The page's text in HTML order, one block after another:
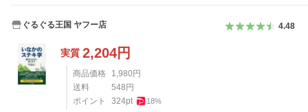
ぐるぐる王国 ヤフー店 4.48
実質 2,204円
商品価格 1,980 円
送料
548 円
ポイント
324pt 18%